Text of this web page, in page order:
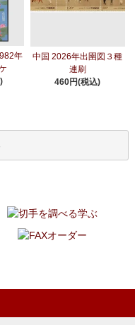
年
中国 2026年出圉図３種
連刷
460円(税込)